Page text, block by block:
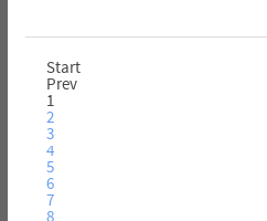
Start
Prev
1
2
3
4
5
6
7
8